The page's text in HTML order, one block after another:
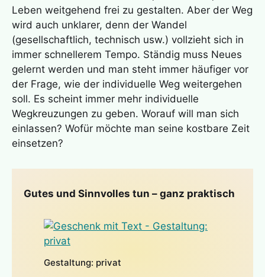
Leben weitgehend frei zu gestalten. Aber der Weg
wird auch unklarer, denn der Wandel
(gesellschaftlich, technisch usw.) vollzieht sich in
immer schnellerem Tempo. Ständig muss Neues
gelernt werden und man steht immer häufiger vor
der Frage, wie der individuelle Weg weitergehen
soll. Es scheint immer mehr individuelle
Wegkreuzungen zu geben. Worauf will man sich
einlassen? Wofür möchte man seine kostbare Zeit
einsetzen?
Gutes und Sinnvolles tun – ganz praktisch
Gestaltung: privat